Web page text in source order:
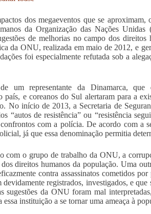
dos megaeventos que se aproximam,
da Organização das Nações
de melhorias no campo dos
da ONU, realizada em maio de 2012, e
foi especialmente refutada sob a
um representante da Dinamarca, que
país, e coreanos do Sul alertaram para a
No início de 2013, a Secretaria de
“autos de resistência” ou “resistência
com a polícia. De acordo com a
já que essa denominação permitia
com o grupo de trabalho da ONU, a
direitos humanos da população. Uma
contra assassinatos cometidos
devidamente registrados, investigados, e
sugestões da ONU foram mal
essa instituição a se tornar uma ameaça à